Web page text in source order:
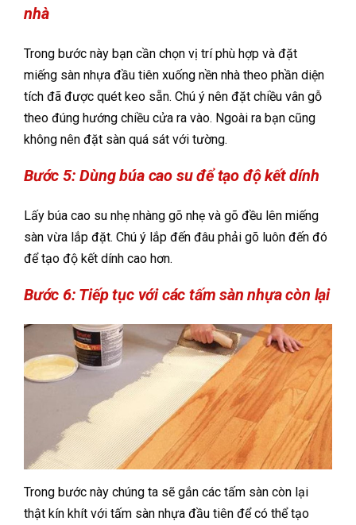
nhà
Trong bước này bạn cần chọn vị trí phù hợp và đặt
miếng sàn nhựa đầu tiên xuống nền nhà theo phần diện
tích đã được quét keo sẵn. Chú ý nên đặt chiều vân gỗ
theo đúng hướng chiều cửa ra vào. Ngoài ra bạn cũng
không nên đặt sàn quá sát với tường.
Bước 5: Dùng búa cao su để tạo độ kết dính
Lấy búa cao su nhẹ nhàng gõ nhẹ và gõ đều lên miếng
sàn vừa lắp đặt. Chú ý lắp đến đâu phải gõ luôn đến đó
để tạo độ kết dính cao hơn.
Bước 6: Tiếp tục với các tấm sàn nhựa còn lại
Trong bước này chúng ta sẽ gắn các tấm sàn còn lại
thật kín khít với tấm sàn nhựa đầu tiên để có thể tạo